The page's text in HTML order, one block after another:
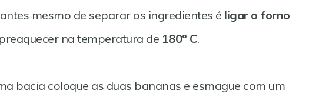
mesmo de separar os ingredientes é ligar o forno
na temperatura de 180º C.
bacia coloque as duas bananas e esmague com um